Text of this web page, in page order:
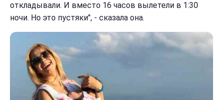
откладывали. И вместо 16 часов вылетели в 1:30
ночи. Но это пустяки", - сказала она.